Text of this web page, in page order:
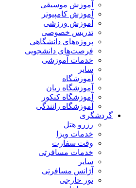
آموزش موسیقی
آموزش کامپیوتر
آموزش ورزشی
تدریس خصوصی
پروژه‌های دانشگاهی
فرصت‌های دانشجویی
خدمات آموزشی
سایر
آموزشگاه
آموزشگاه زبان
آموزشگاه کنکور
آموزشگاه رانندگی
گردشگری
رزرو هتل
خدمات ویزا
وقت سفارت
خدمات مسافرتی
سایر
آژانس مسافرتی
تور خارجی